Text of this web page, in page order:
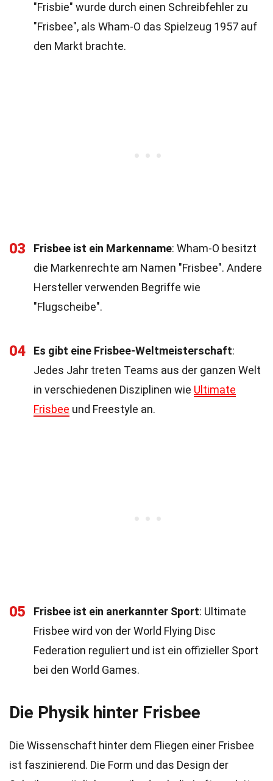
"Frisbie" wurde durch einen Schreibfehler zu
"Frisbee", als Wham-O das Spielzeug 1957 auf
den Markt brachte.
03 Frisbee ist ein Markenname: Wham-O besitzt
die Markenrechte am Namen "Frisbee". Andere
Hersteller verwenden Begriffe wie
"Flugscheibe".
04 Es gibt eine Frisbee-Weltmeisterschaft:
Jedes Jahr treten Teams aus der ganzen Welt
in verschiedenen Disziplinen wie Ultimate
Frisbee und Freestyle an.
05 Frisbee ist ein anerkannter Sport: Ultimate
Frisbee wird von der World Flying Disc
Federation reguliert und ist ein offizieller Sport
bei den World Games.
Die Physik hinter Frisbee
Die Wissenschaft hinter dem Fliegen einer Frisbee
ist faszinierend. Die Form und das Design der